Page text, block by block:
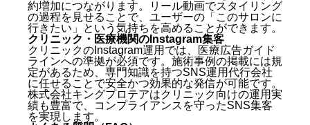
約増加につながります。リール動画でスタイリング
の過程を見せることで、ユーザーの「このサロンに
行きたい」という気持ちを高めることができます。
クリニック・医療機関のInstagram集客
クリニックのInstagram運用では、医療広告ガイド
ラインへの準拠が必須です。施術事例の掲載には規
定があるため、専門知識を持つSNS運用代行会社
に任せることで安全かつ効果的な発信が可能です。
株式会社キングプロテアはクリニック向けの運用実
績も豊富で、コンプライアンスを守ったSNS集客
を実現します。
札幌でInstagramフォロワーを増やす具体的な方法
地域ハッシュタグを徹底活用する
リール動画で拡散力を最大化する
投稿頻度とベストタイムを守る
札幌の業種別Instagram集客の成功ポイント
飲食店・カフェのInstagram集客
美容サロン・ヘアサロンのInstagram集客